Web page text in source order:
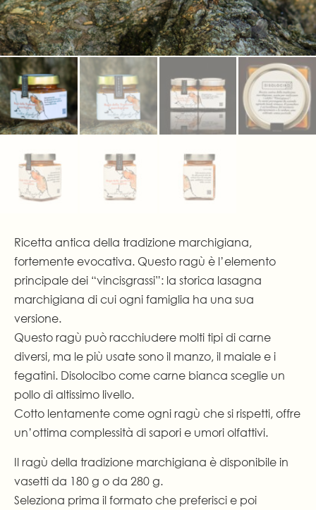
Ricetta antica della tradizione marchigiana,
fortemente evocativa. Questo ragù è l’elemento
principale dei “vincisgrassi”: la storica lasagna
marchigiana di cui ogni famiglia ha una sua
versione.
Questo ragù può racchiudere molti tipi di carne
diversi, ma le più usate sono il manzo, il maiale e i
fegatini. Disolocibo come carne bianca sceglie un
pollo di altissimo livello.
Cotto lentamente come ogni ragù che si rispetti, offre
un’ottima complessità di sapori e umori olfattivi.
Il ragù della tradizione marchigiana è disponibile in
vasetti da 180 g o da 280 g.
Seleziona prima il formato che preferisci e poi